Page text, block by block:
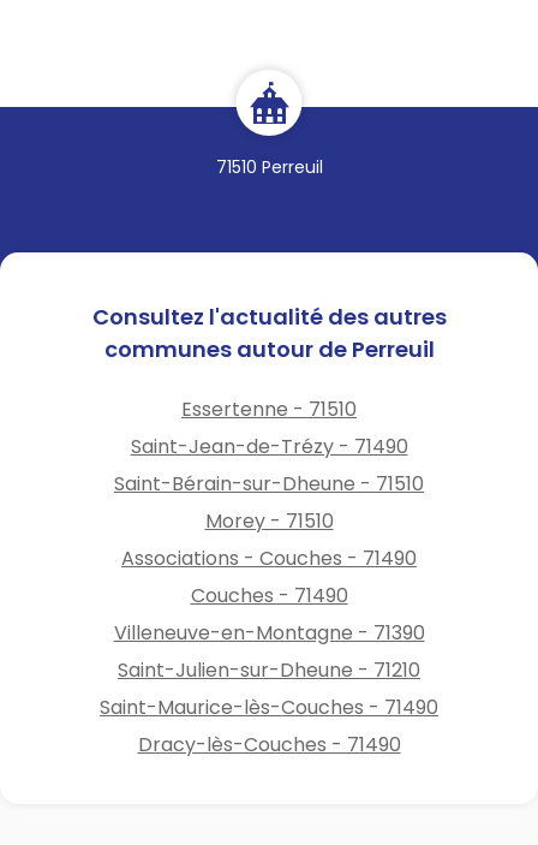
71510 Perreuil
TEL :03 85 77 59 45
familles@ville-
lecreusot.fr
Consultez l'actualité des autres
communes autour de Perreuil
Essertenne - 71510
Saint-Jean-de-Trézy - 71490
Saint-Bérain-sur-Dheune - 71510
Morey - 71510
Associations - Couches - 71490
Couches - 71490
Villeneuve-en-Montagne - 71390
Saint-Julien-sur-Dheune - 71210
Saint-Maurice-lès-Couches - 71490
Dracy-lès-Couches - 71490